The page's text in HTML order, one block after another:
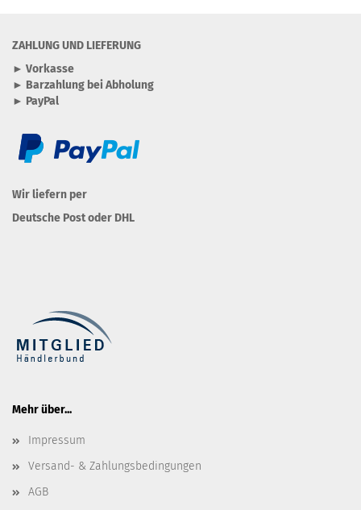
ZAHLUNG UND LIEFERUNG
► Vorkasse
► Barzahlung bei Abholung
► PayPal
Wir liefern per
Deutsche Post oder DHL
Mehr über...
Impressum
Versand- & Zahlungsbedingungen
AGB